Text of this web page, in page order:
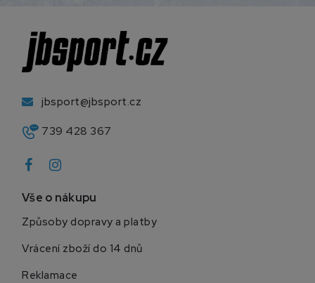
jbsport@jbsport.cz
739 428 367
Vše o nákupu
Způsoby dopravy a platby
Vrácení zboží do 14 dnů
Reklamace